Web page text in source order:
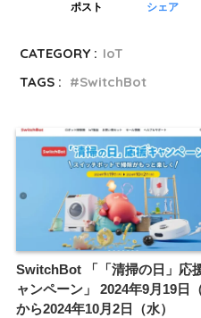
ポスト シェア
CATEGORY : IoT
TAGS :
SwitchBot
SwitchBot 「「清掃の日」応
ャンペーン」 2024年9月19日（
から2024年10月2日（水）